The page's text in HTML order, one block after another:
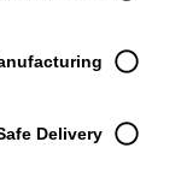
Delivery